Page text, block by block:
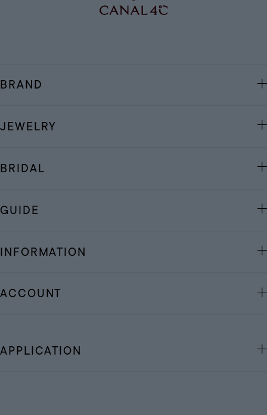
BRAND
JEWELRY
BRIDAL
GUIDE
INFORMATION
ACCOUNT
APPLICATION